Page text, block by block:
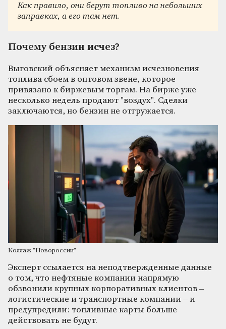
Как правило, они берут топливо на небольших
заправках, а его там нет.
Почему бензин исчез?
Выговский объясняет механизм исчезновения
топлива сбоем в оптовом звене, которое
привязано к биржевым торгам. На бирже уже
несколько недель продают "воздух". Сделки
заключаются, но бензин не отгружается.
Коллаж "Новороссии"
Эксперт ссылается на неподтвержденные данные
о том, что нефтяные компании напрямую
обзвонили крупных корпоративных клиентов –
логистические и транспортные компании – и
предупредили: топливные карты больше
действовать не будут.